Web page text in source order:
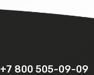
+7 800 505-09-09